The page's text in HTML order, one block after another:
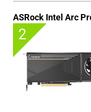
ASRock Intel Arc
2